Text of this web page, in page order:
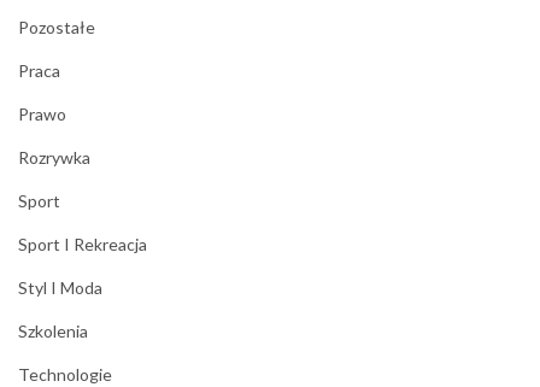
Pozostałe
Praca
Prawo
Rozrywka
Sport
Sport I Rekreacja
Styl I Moda
Szkolenia
Technologie